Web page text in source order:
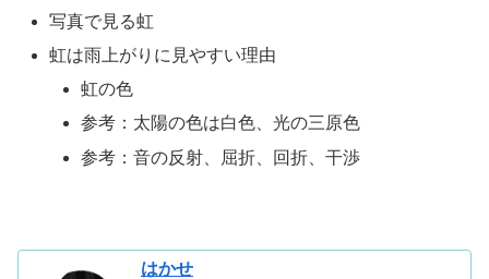
写真で見る虹
虹は雨上がりに見やすい理由
虹の色
参考：太陽の色は白色、光の三原色
参考：音の反射、屈折、回折、干渉
はかせ